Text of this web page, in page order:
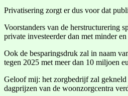
Privatisering zorgt er dus voor dat
Voorstanders van de herstructurering
private investeerder dan met minder
Ook de besparingsdruk zal in naam
tegen 2025 met meer dan 10 miljoen
Geloof mij: het zorgbedrijf zal
dagprijzen van de woonzorgcentra